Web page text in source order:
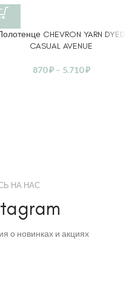
CHEVRON YARN DYED
CASUAL AVENUE
870₽ – 5.710₽
НА НАС
о новинках и акциях